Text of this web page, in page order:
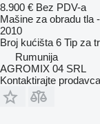
8.900 € Bez PDV-a
Mašine za obradu tla
2010
Broj kućišta 6 Tip za
Rumunija
AGROMIX 04 SRL
Kontaktirajte prodavca